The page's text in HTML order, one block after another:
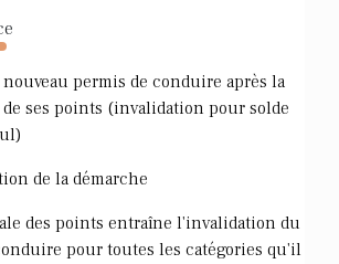
permis de conduire après la
ses points (invalidation pour solde
de la démarche
des points entraîne l'invalidation du
pour toutes les catégories qu'il